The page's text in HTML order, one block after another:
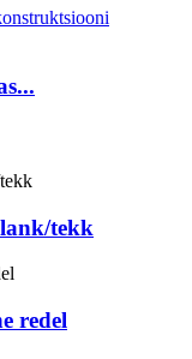
tekk
redel